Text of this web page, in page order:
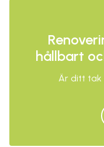
hållbart
Är ditt tak